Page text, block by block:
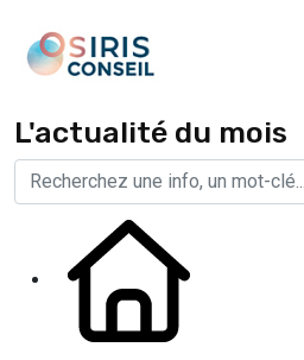
L'actualité du mois